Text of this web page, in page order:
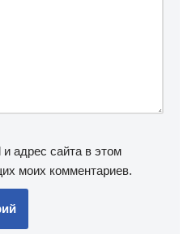
адрес сайта в этом
моих комментариев.